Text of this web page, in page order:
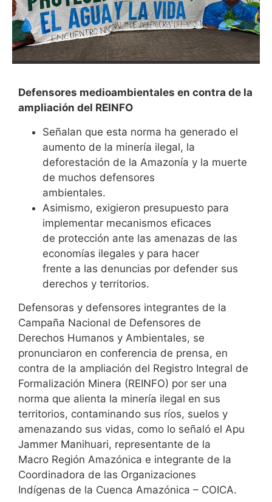
Defensores medioambientales en contra de la
ampliación del REINFO
Señalan que esta norma ha generado el
aumento de la minería ilegal, la
deforestación de la Amazonía y la muerte
de muchos defensores
ambientales.
Asimismo, exigieron presupuesto para
implementar mecanismos eficaces
de protección ante las amenazas de las
economías ilegales y para hacer
frente a las denuncias por defender sus
derechos y territorios.
Defensoras y defensores integrantes de la
Campaña Nacional de Defensores de
Derechos Humanos y Ambientales, se
pronunciaron en conferencia de prensa, en
contra de la ampliación del Registro Integral de
Formalización Minera (REINFO) por ser una
norma que alienta la minería ilegal en sus
territorios, contaminando sus ríos, suelos y
amenazando sus vidas, como lo señaló el Apu
Jammer Manihuari, representante de la
Macro Región Amazónica e integrante de la
Coordinadora de las Organizaciones
Indígenas de la Cuenca Amazónica – COICA.